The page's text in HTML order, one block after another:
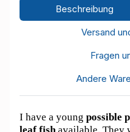
Beschreibung
Versand
Fragen
Andere
I have a young possible
leaf fish available. They